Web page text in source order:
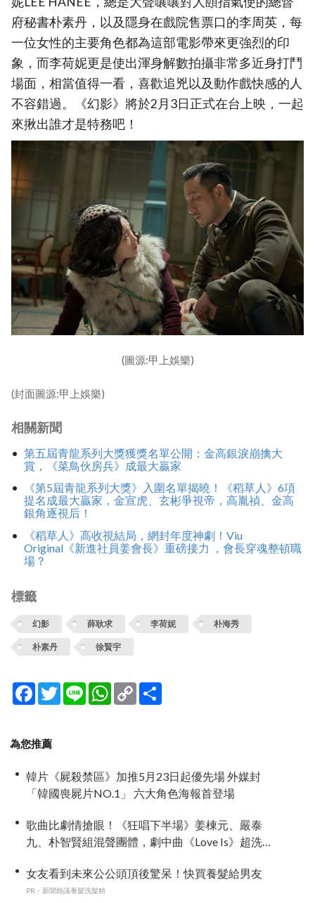
府秘書朴素丹，以及隱身在戲院售票口的李周英，每
一位女性的主要角色都為這部電影帶來更強烈的印
象，而李荷妮更是使出渾身解數拍攝非常多近身打鬥
場面，相當值得一看，喜歡追兇以及動作戲快感的人
不容錯過。《幻影》將於2月3日正式在台上映，一起
來揪出誰才是特務吧！
(圖源:甲上娛樂)
(封面圖源:甲上娛樂)
相關新聞
第五屆青龍系列大獎獲獎名單公開：金高銀淚崩擒大
賞，《菜鳥伙房兵》成最大贏家
《第5屆青龍系列大獎》入圍名單揭曉！《稻草人》6項
提名成最大贏家，金宣虎、玄彬爭視帝，高胤禎、金高
銀角逐視后！
《稻草人》高收視結局，網封年度神劇！Viu
Original《新進社員姜會長》重磅接力 ，會長穿魂整頓職
場？
標籤
幻影 薛耿求 李荷妮 朴海秀
朴素丹 徐賢宇
Facebook
TwitterLine WhatsApp
Copy
Link
為您推薦
韓片《屍殺禁區》加推5月23日起優先場 外媒封
「韓國喪屍片NO.1」 六大角色海報首登場
歌曲比劇情搶眼！《狂唱下半場》姜棟元、嚴泰
九、朴智賢組混聲團體，劇中曲《Love Is》超洗
女友看到未來公公頭頂後驚呆！快買養髮給男友
PR・新聞熱議養髮洗髮精